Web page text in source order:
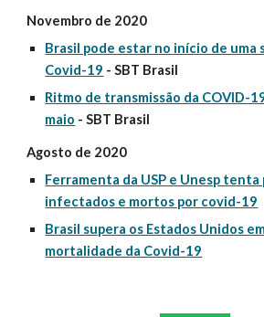
Novembro de 2020
Brasil pode estar no início de uma
Covid-19 - SBT Brasil
Ritmo de transmissão da COVID-
maio - SBT Brasil
Agosto de 2020
Ferramenta da USP e Unesp
infectados e mortos por covid-19
Brasil supera os Estados Unidos
mortalidade da Covid-19